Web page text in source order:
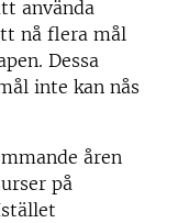
använda
nå flera mål
Dessa
inte kan nås
åren
på